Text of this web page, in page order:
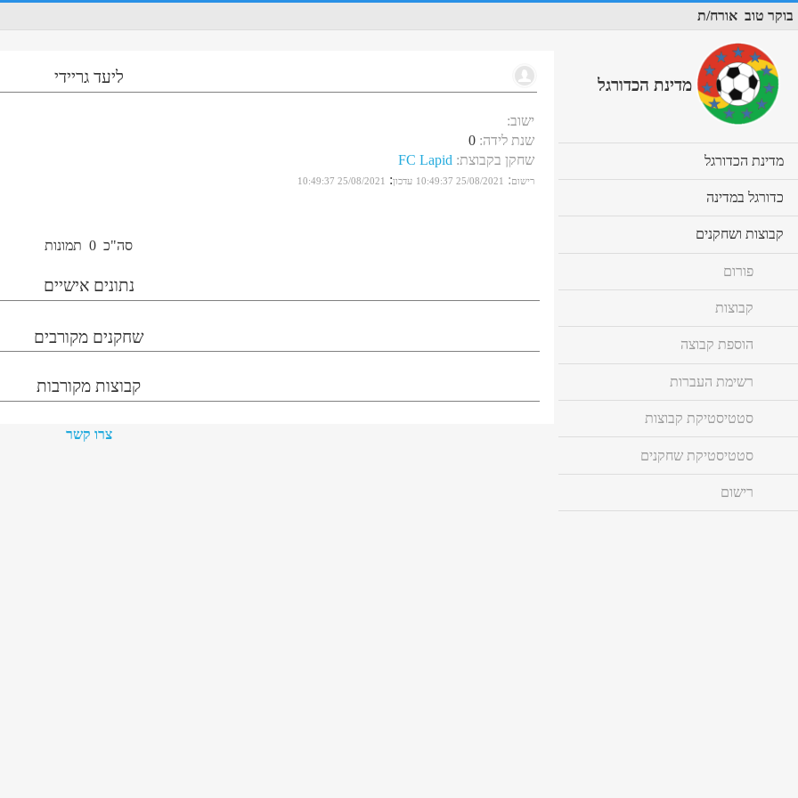
בוקר טוב אורח/ת
ליעד גריידי
ישוב:
שנת לידה:
0
שחקן בקבוצת:
FC Lapid
רישום:
25/08/2021 10:49:37 עדכון:
25/08/2021 10:49:37
סה"כ 0 תמונות
נתונים אישיים
שחקנים מקורבים
קבוצות מקורבות
צרו קשר
מדינת הכדורגל
מדינת הכדורגל
to
כדורגל במדינה
to
קבוצות ושחקנים
to
פורום
קבוצות
הוספת קבוצה
רשימת העברות
סטטיסטיקת קבוצות
סטטיסטיקת שחקנים
רישום